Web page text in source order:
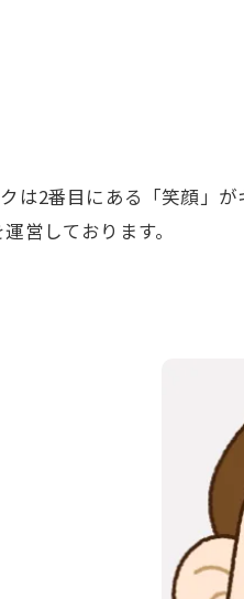
は2番目にある「笑顔」
営しております。